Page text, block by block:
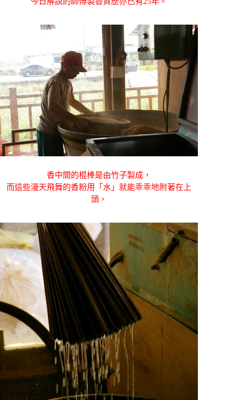
香中間的棍棒是由竹子製成，
而這些漫天飛舞的香粉用「水」就能乖乖地附著在上
頭，